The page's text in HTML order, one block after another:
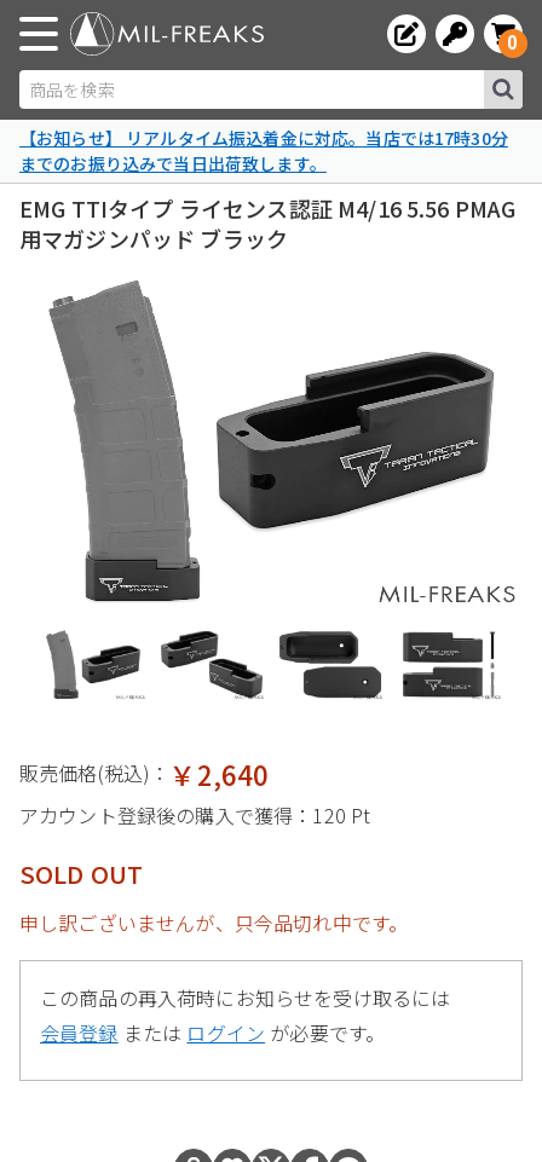
商品を検索
0
【お知らせ】 リアルタイム振込着金に対応。当店では17時30分
までのお振り込みで当日出荷致します。
EMG TTIタイプ ライセンス認証 M4/16 5.56 PMAG
用マガジンパッド ブラック
販売価格(税込)： ￥2,640
アカウント登録後の購入で獲得： 120 Pt
SOLD OUT
申し訳ございませんが、只今品切れ中です。
この商品の再入荷時にお知らせを受け取るには
会員登録 または ログイン が必要です。